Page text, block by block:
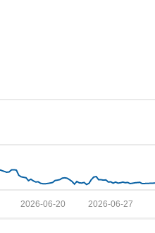
2026-06-27
2026-06-20